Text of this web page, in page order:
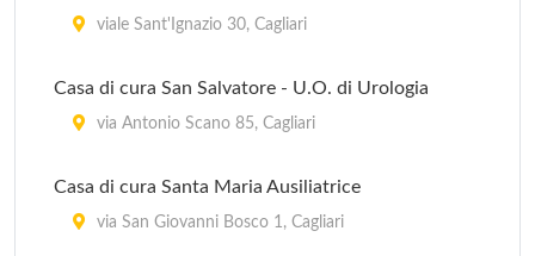
viale Sant'Ignazio 30, Cagliari
Casa di cura San Salvatore - U.O. di Urologia
via Antonio Scano 85, Cagliari
Casa di cura Santa Maria Ausiliatrice
via San Giovanni Bosco 1, Cagliari